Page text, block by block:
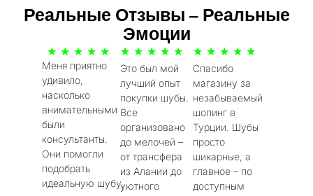
Реальные Отзывы – Реальные
Эмоции
★ ★ ★ ★ ★
Меня приятно
удивило,
насколько
внимательными
были
консультанты.
Они помогли
подобрать
идеальную шубу,
★ ★ ★ ★ ★5
Это был мой
лучший опыт
покупки шубы.
Все
организовано
до мелочей –
от трансфера
из Алании до
уютного
★ ★ ★ ★ ★
Спасибо
магазину за
незабываемый
шопинг в
Турции. Шубы
просто
шикарные, а
главное – по
доступным